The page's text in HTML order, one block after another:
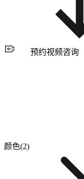
预约视频咨询
颜色(2)